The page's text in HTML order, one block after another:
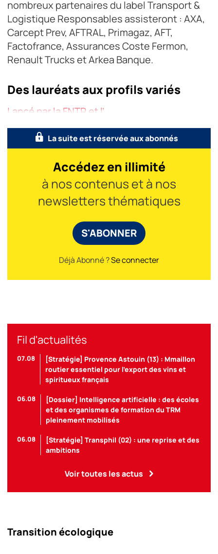
nombreux partenaires du label Transport &
Logistique Responsables assisteront : AXA,
Carcept Prev, AFTRAL, Primagaz, AFT,
Factofrance, Assurances Coste Fermon,
Renault Trucks et Arkea Banque.
Des lauréats aux profils variés
Lancé par la FNTR et l’
La suite est réservée aux abonnés
Accédez en illimité
à nos contenus et à nos
newsletters thématiques
S'ABONNER
Déjà Abonné ?Se connecter
Fil d'actualités
07.08
[Stratégie] Provence Astouin (13) : Mmaillon
routier essentiel pour l’export des vins et
spiritueux français
06.08
[Dossier] Intelligence artificielle : des écoles
et des organismes de formation du TRM
pleinement mobilisés
06.08
[Stratégie] Transphil (02) : une reprise et des
ambitions
Voir toutes les actus
Transition écologique